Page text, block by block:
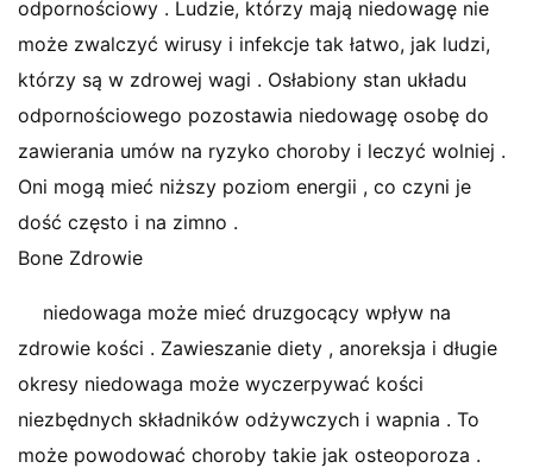
odpornościowy . Ludzie, którzy mają niedowagę nie
może zwalczyć wirusy i infekcje tak łatwo, jak ludzi,
którzy są w zdrowej wagi . Osłabiony stan układu
odpornościowego pozostawia niedowagę osobę do
zawierania umów na ryzyko choroby i leczyć wolniej .
Oni mogą mieć niższy poziom energii , co czyni je
dość często i na zimno .
Bone Zdrowie
niedowaga może mieć druzgocący wpływ na
zdrowie kości . Zawieszanie diety , anoreksja i długie
okresy niedowaga może wyczerpywać kości
niezbędnych składników odżywczych i wapnia . To
może powodować choroby takie jak osteoporoza .